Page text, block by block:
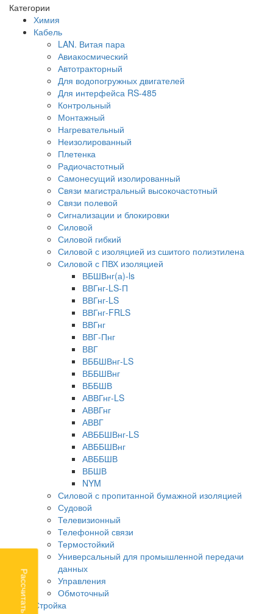
Категории
Химия
Кабель
LAN. Витая пара
Авиакосмический
Автотракторный
Для водопогружных двигателей
Для интерфейса RS-485
Контрольный
Монтажный
Нагревательный
Неизолированный
Плетенка
Радиочастотный
Самонесущий изолированный
Связи магистральный высокочастотный
Связи полевой
Сигнализации и блокировки
Силовой
Силовой гибкий
Силовой с изоляцией из сшитого полиэтилена
Силовой с ПВХ изоляцией
ВБШВнг(а)-ls
ВВГнг-LS-П
ВВГнг-LS
ВВГнг-FRLS
ВВГнг
ВВГ-Пнг
ВВГ
ВББШВнг-LS
ВББШВнг
ВББШВ
АВВГнг-LS
АВВГнг
АВВГ
АВББШВнг-LS
АВББШВнг
АВББШВ
ВБШВ
NYM
Силовой с пропитанной бумажной изоляцией
Судовой
Телевизионный
Телефонной связи
Термостойкий
Универсальный для промышленной передачи
данных
Управления
Обмоточный
Стройка